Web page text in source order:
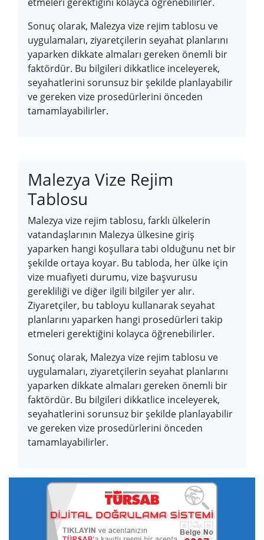
Sonuç olarak, Malezya vize rejim tablosu ve
uygulamaları, ziyaretçilerin seyahat planlarını
yaparken dikkate almaları gereken önemli bir
faktördür. Bu bilgileri dikkatlice inceleyerek,
seyahatlerini sorunsuz bir şekilde planlayabilir
ve gereken vize prosedürlerini önceden
tamamlayabilirler.
Malezya Vize Rejim
Tablosu
Malezya vize rejim tablosu, farklı ülkelerin
vatandaşlarının Malezya ülkesine giriş
yaparken hangi koşullara tabi olduğunu net bir
şekilde ortaya koyar. Bu tabloda, her ülke için
vize muafiyeti durumu, vize başvurusu
gerekliliği ve diğer ilgili bilgiler yer alır.
Ziyaretçiler, bu tabloyu kullanarak seyahat
planlarını yaparken hangi prosedürleri takip
etmeleri gerektiğini kolayca öğrenebilirler.
Sonuç olarak, Malezya vize rejim tablosu ve
uygulamaları, ziyaretçilerin seyahat planlarını
yaparken dikkate almaları gereken önemli bir
faktördür. Bu bilgileri dikkatlice inceleyerek,
seyahatlerini sorunsuz bir şekilde planlayabilir
ve gereken vize prosedürlerini önceden
tamamlayabilirler.